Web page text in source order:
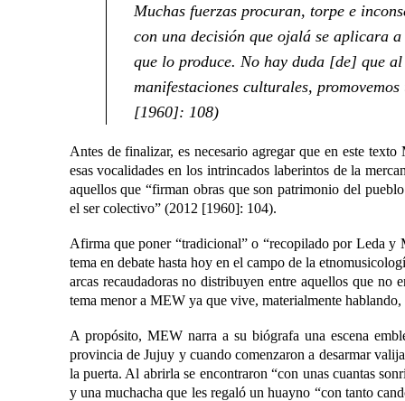
Muchas fuerzas procuran, torpe e
con una decisión que ojalá se aplicara
que lo produce. No hay duda [de] que
manifestaciones culturales,
[1960]: 108)
Antes de finalizar, es necesario agregar que en este
esas vocalidades en los intrincados laberintos de la
aquellos que “firman obras que son patrimonio del
el ser colectivo” (2012 [1960]: 104).
Afirma que poner “tradicional” o “recopilado por Leda y
tema en debate hasta hoy en el campo de la
arcas recaudadoras no distribuyen entre aquellos que
tema menor a MEW ya que vive, materialmente hablando,
A propósito, MEW narra a su biógrafa una escena
provincia de Jujuy y cuando comenzaron a desarmar
la puerta. Al abrirla se encontraron “con unas cuantas
y una muchacha que les regaló un huayno “con tanto